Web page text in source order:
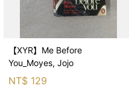
【XYR】Me Before
You_Moyes, Jojo
NT$ 129